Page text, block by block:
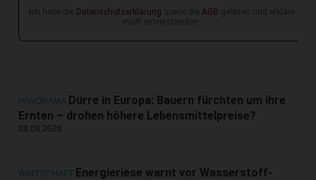
Ich habe die Datenschutzerklärung sowie die AGB gelesen und erkläre
mich einverstanden.
PANORAMA Dürre in Europa: Bauern fürchten um ihre
Ernten – drohen höhere Lebensmittelpreise?
08.08.2026
WIRTSCHAFT Energieriese warnt vor Wasserstoff-